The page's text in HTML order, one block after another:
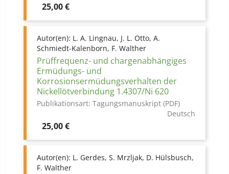
Preis
25,00 €
Autor(en): L. A. Lingnau, J. L. Otto, A.
Schmiedt-Kalenborn, F. Walther
Prüffrequenz- und chargenabhängiges
Ermüdungs- und
Korrosionsermüdungsverhalten der
Nickellötverbindung 1.4307/Ni 620
Publikationsart: Tagungsmanuskript (PDF)
Deutsch
Preis
25,00 €
Autor(en): L. Gerdes, S. Mrzljak, D. Hülsbusch,
F. Walther